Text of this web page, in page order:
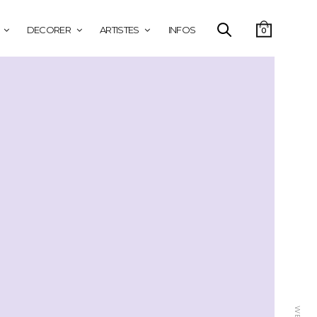
DECORER ARTISTES INFOS 0